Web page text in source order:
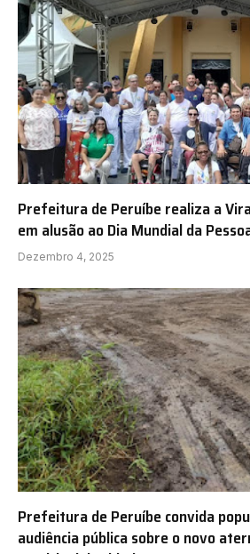
Prefeitura de Peruíbe realiza a
em alusão ao Dia Mundial da
Dezembro 4, 2025
Prefeitura de Peruíbe convida
audiência pública sobre o novo